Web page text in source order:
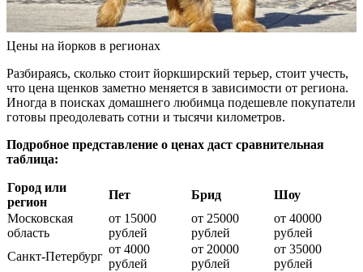
Цены на йорков в регионах
Разбираясь, сколько стоит йоркширский терьер, стоит учесть,
что цена щенков заметно меняется в зависимости от региона.
Иногда в поисках домашнего любимца подешевле покупатели
готовы преодолевать сотни и тысячи километров.
Подробное представление о ценах даст сравнительная
таблица:
Город или
регион
Пет Брид
Шоу
Московская
область
от 15000
рублей
от 25000
рублей
от 40000
рублей
Санкт-Петербург
от 4000
рублей
от 20000
рублей
от 35000
рублей